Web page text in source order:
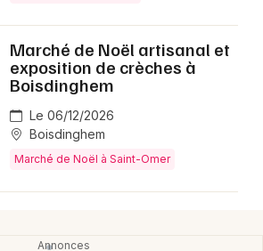
Marché de Noël artisanal et
exposition de crèches à
Boisdinghem
Le 06/12/2026
Boisdinghem
Marché de Noël à Saint-Omer